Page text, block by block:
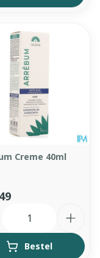
Creme 40ml
Bestel